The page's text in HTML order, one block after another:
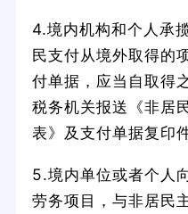
4.境内机构和个人承
民支付从境外取得的
付单据，应当自取得
税务机关报送《非居
表》及支付单据复印件
5.境内单位或者个人
劳务项目，与非居民